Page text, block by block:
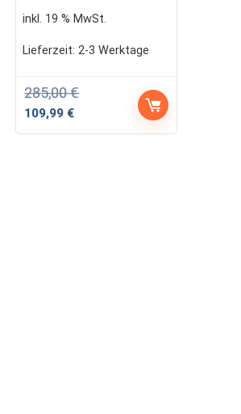
285,00€
Ursprünglicher
109,99 €Aktueller
inkl. 19 % MwSt.
Lieferzeit:2-3 Werktage